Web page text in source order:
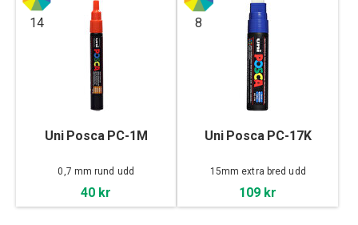
14
Uni Posca PC-1M
0,7 mm rund udd
40 kr
8
Uni Posca PC-17K
15mm extra bred udd
109 kr